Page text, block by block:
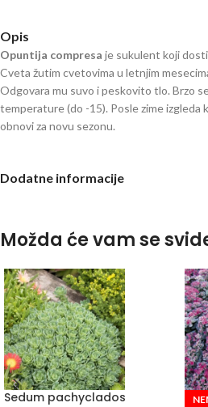
Opis
Opuntija compresa je sukulent koji
Cveta žutim cvetovima u letnjim
Odgovara mu suvo i peskovito tlo. Brzo
temperature (do -15). Posle zime izgleda
obnovi za novu sezonu.
Dodatne informacije
Možda će vam se
Sedum pachyclados